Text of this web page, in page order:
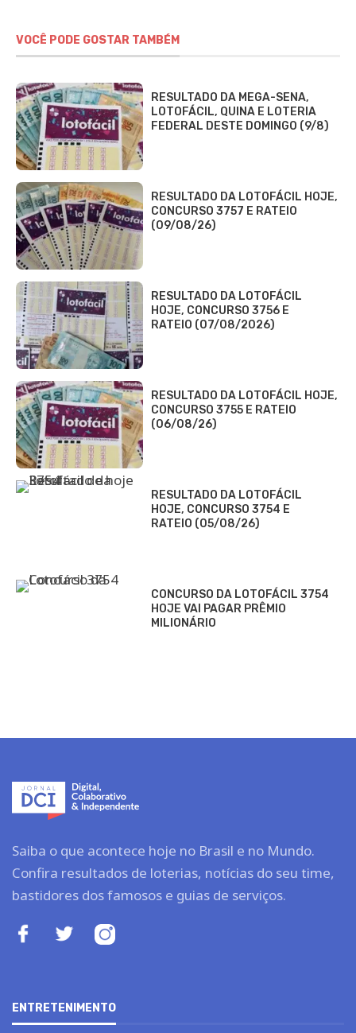
VOCÊ PODE GOSTAR TAMBÉM
RESULTADO DA MEGA-SENA,
LOTOFÁCIL, QUINA E LOTERIA
FEDERAL DESTE DOMINGO (9/8)
RESULTADO DA LOTOFÁCIL HOJE,
CONCURSO 3757 E RATEIO
(09/08/26)
RESULTADO DA LOTOFÁCIL
HOJE, CONCURSO 3756 E
RATEIO (07/08/2026)
RESULTADO DA LOTOFÁCIL HOJE,
CONCURSO 3755 E RATEIO
(06/08/26)
RESULTADO DA LOTOFÁCIL
HOJE, CONCURSO 3754 E
RATEIO (05/08/26)
CONCURSO DA LOTOFÁCIL 3754
HOJE VAI PAGAR PRÊMIO
MILIONÁRIO
Saiba o que acontece hoje no Brasil e no Mundo.
Confira resultados de loterias, notícias do seu time,
bastidores dos famosos e guias de serviços.
ENTRETENIMENTO